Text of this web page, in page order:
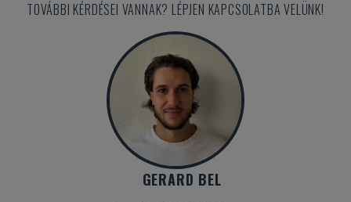
TOVÁBBI KÉRDÉSEI VANNAK? LÉPJEN KAPCSOLATBA VELÜNK!
GERARD BEL